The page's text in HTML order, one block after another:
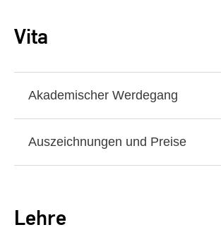
Vita
Akademischer Werdegang
Auszeichnungen und Preise
Lehre